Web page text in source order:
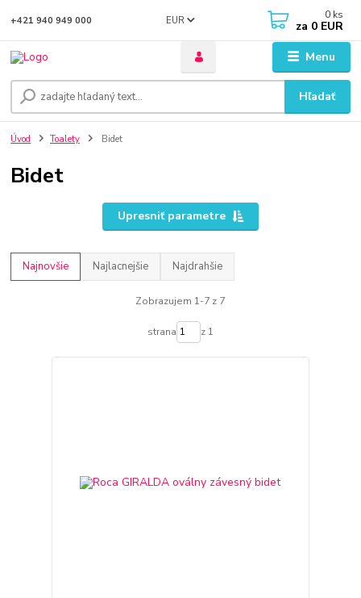
Menu
EUR
Hľadať
+421 940 949 000 0 ks
za 0 EUR
Úvod Toalety Bidet
Bidet
Upresniť parametre
Najnovšie Najlacnejšie Najdrahšie
Zobrazujem 1-7 z 7
strana z 1